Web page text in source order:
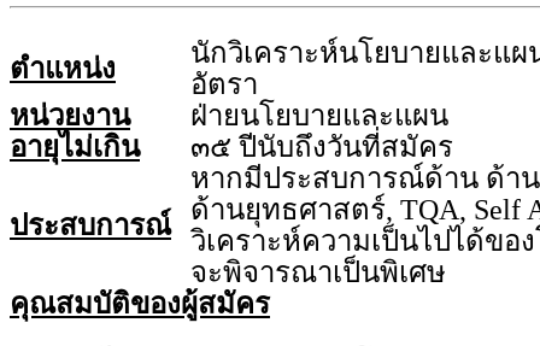
ตำแหน่ง
นักวิเคราะห์นโยบายและแ
อัตรา
หน่วยงาน
ฝ่ายนโยบายและแผน
อายุไม่เกิน
๓๕ ปีนับถึงวันที่สมัคร
ประสบการณ์
หากมีประสบการณ์ด้าน ด้า
ด้านยุทธศาสตร์, TQA, Self
วิเคราะห์ความเป็นไปได้ขอ
จะพิจารณาเป็นพิเศษ
คุณสมบัติของผู้สมัคร